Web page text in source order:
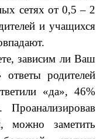
сетях от 0,5 – 2
и учащихся
зависим ли Ваш
ответы родителей
«да», 46%
Проанализировав
можно заметить